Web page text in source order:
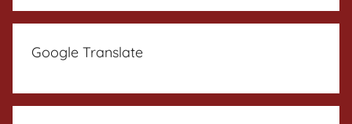
Google Translate